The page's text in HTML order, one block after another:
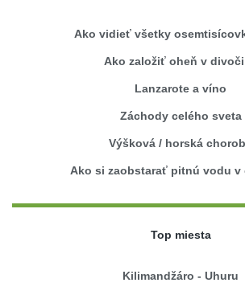
Ako vidieť všetky
Ako založiť oheň v
Lanzarote a víno
Záchody celého sveta
Výšková / horská
Ako si zaobstarať pitnú vodu v
Top miesta
Kilimandžáro - Uhuru